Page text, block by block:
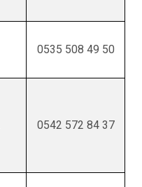
0535 508 49 50
0542 572 84 37